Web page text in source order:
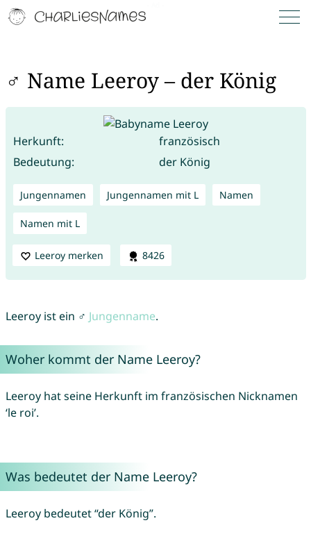
♂ Name Leeroy – der König
Herkunft:
französisch
Bedeutung:
der König
Jungennamen Jungennamen mit L Namen
Namen mit L
Leeroy merken 8426
Leeroy ist ein ♂ Jungenname.
Woher kommt der Name Leeroy?
Leeroy hat seine Herkunft im französischen Nicknamen
‘le roi’.
Was bedeutet der Name Leeroy?
Leeroy bedeutet “der König”.